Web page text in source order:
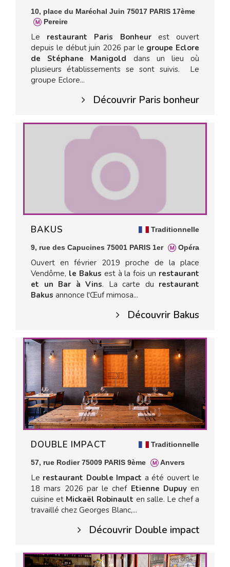
10, place du Maréchal Juin 75017 PARIS 17ème
Pereire
Le restaurant Paris Bonheurest ouvert
depuis le début juin 2026 par le groupe Eclore
de Stéphane Manigold dans un lieu où
plusieurs établissements se sont suivis. Le
groupe Eclore...
Découvrir Paris bonheur
Traditionnelle
BAKUS
9, rue des Capucines 75001 PARIS 1er Opéra
Ouvert en février 2019 proche de la place
Vendôme, le Bakus est à la fois un restaurant
et un Bar à Vins. La carte du restaurant
Bakus annonce l'Œuf mimosa...
Découvrir Bakus
Traditionnelle
DOUBLE IMPACT
57, rue Rodier 75009 PARIS 9ème Anvers
Le restaurant Double Impact a été ouvert le
18 mars 2026 par le chef Etienne Dupuy en
cuisine et Mickaël Robinault en salle. Le chef a
travaillé chez Georges Blanc,...
Découvrir Double impact